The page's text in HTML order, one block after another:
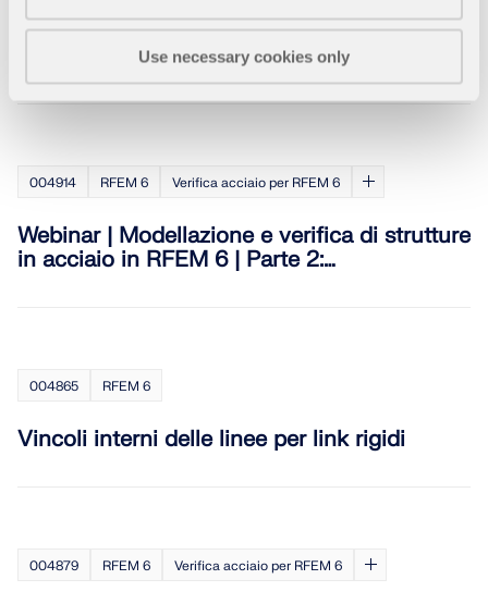
Use necessary cookies only
Componente "Piastra di base" per giunti di
004914 RFEM 6 Verifica acciaio per RFEM 6
Webinar | Modellazione e verifica di strutture
in acciaio in RFEM 6 | Parte 2:
004865 RFEM 6
Vincoli interni delle linee per link rigidi
004879 RFEM 6 Verifica acciaio per RFEM 6